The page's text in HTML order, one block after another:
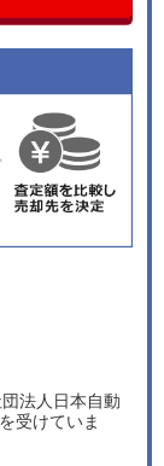
法人日本自動
受けていま